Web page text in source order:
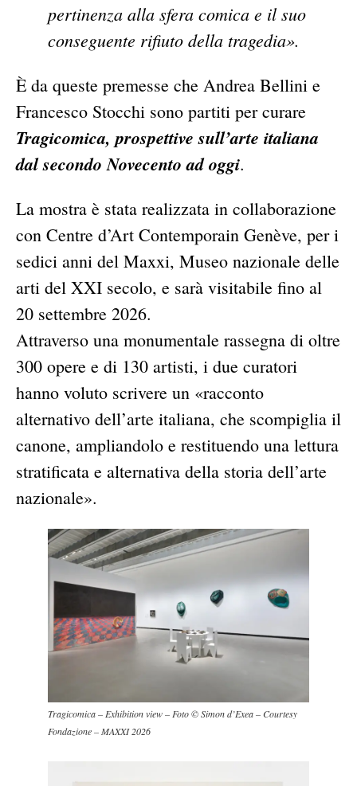
pertinenza alla sfera comica e il suo
conseguente rifiuto della tragedia».
È da queste premesse che Andrea Bellini e
Francesco Stocchi sono partiti per curare
Tragicomica, prospettive sull’arte italiana
dal secondo Novecento ad oggi.
La mostra è stata realizzata in collaborazione
con Centre d’Art Contemporain Genève, per i
sedici anni del Maxxi, Museo nazionale delle
arti del XXI secolo, e sarà visitabile fino al
20 settembre 2026.
Attraverso una monumentale rassegna di oltre
300 opere e di 130 artisti, i due curatori
hanno voluto scrivere un «racconto
alternativo dell’arte italiana, che scompiglia il
canone, ampliandolo e restituendo una lettura
stratificata e alternativa della storia dell’arte
nazionale».
Tragicomica – Exhibition view – Foto © Simon d’Exea – Courtesy
Fondazione – MAXXI 2026